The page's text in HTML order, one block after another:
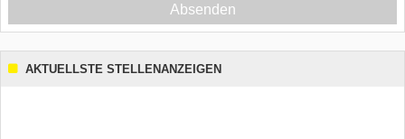
Absenden
AKTUELLSTE STELLENANZEIGEN